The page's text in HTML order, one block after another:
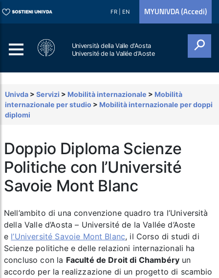
FR EN MYUNIVDA (Accedi)
Università della Valle d'Aosta
Université de la Vallée d'Aoste
Univda > Servizi > Mobilità internazionale > Mobilità
internazionale per studio > Mobilità internazionale per doppi
diplomi
Doppio Diploma Scienze
Politiche con l’Université
Savoie Mont Blanc
Nell’ambito di una convenzione quadro tra l’Università
della Valle d’Aosta – Université de la Vallée d’Aoste
e l’Université Savoie Mont Blanc, il Corso di studi di
Scienze politiche e delle relazioni internazionali ha
concluso con la Faculté de Droit di Chambéry un
accordo per la realizzazione di un progetto di scambio